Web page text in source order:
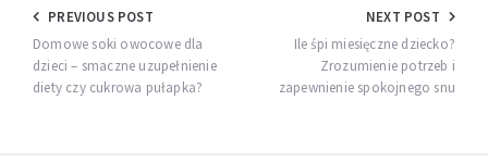
Nawigacja
wpisu
PREVIOUS POST
Domowe soki owocowe dla
dzieci – smaczne uzupełnienie
diety czy cukrowa pułapka?
NEXT POST
Ile śpi miesięczne dziecko?
Zrozumienie potrzeb i
zapewnienie spokojnego snu